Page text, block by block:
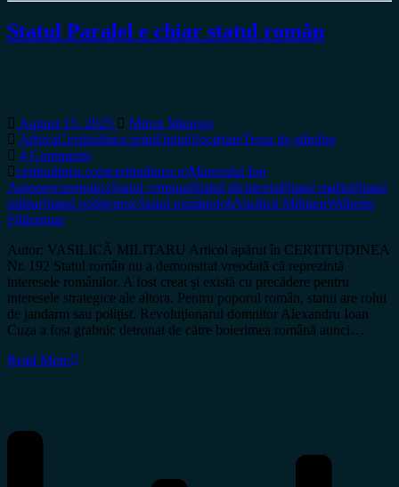
Statul Paralel e chiar statul român
August 15, 2025
Miron Manega
ArhivaCertitudinea printOpiniiSocietateTema de gândire
4 Comments
certitudinea.comcertitudinea.roMareșalul Ion
AntonescuortodoxStatul criminalStatul dictatorialStatul mafiotStatul
militarStatul poliţienescStatul românofobVasilică MilitaruWilhelm
Filderman
Autor: VASILICĂ MILITARU Articol apărut în CERTITUDINEA
Nr. 192 Statul român nu a demonstrat vreodată că reprezintă
interesele românilor. A fost creat și există cu precădere pentru
interesele strategice ale altora. Pentru poporul român, statul are rolul
de jandarm sau poliţist. Revoluţionarul domnitor Alexandru Ioan
Cuza a fost grabnic detronat de către boierimea română aunci…
Read More